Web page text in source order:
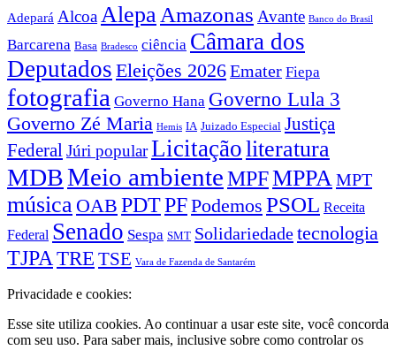
Adepará Alcoa Alepa Amazonas Avante Banco do Brasil
Barcarena Basa Bradesco ciência Câmara dos
Deputados Eleições 2026Emater Fiepa
fotografia Governo Hana Governo Lula 3
Governo Zé Maria Hemis IA Juizado Especial Justiça
Federal Júri popularLicitaçãoliteratura
MDBMeio ambienteMPFMPPA MPT
música OAB PDTPFPodemos PSOL Receita
Federal Senado Sespa SMT Solidariedadetecnologia
TJPA TRE TSE Vara de Fazenda de Santarém
Privacidade e cookies:
Esse site utiliza cookies. Ao continuar a usar este site, você concorda
com seu uso. Para saber mais, inclusive sobre como controlar os